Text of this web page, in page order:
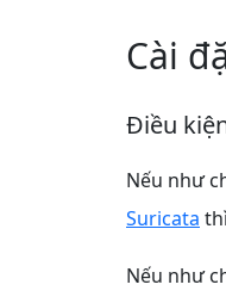
Cài
Điều
Nếu như
Suricata
Nếu như